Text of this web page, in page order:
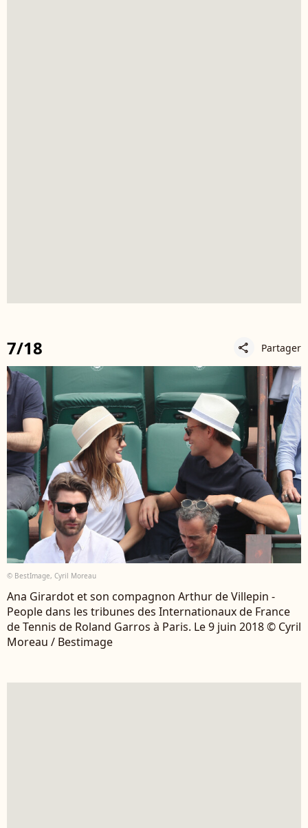
7/18 share Partager
© BestImage, Cyril Moreau
Ana Girardot et son compagnon Arthur de Villepin -
People dans les tribunes des Internationaux de France
de Tennis de Roland Garros à Paris. Le 9 juin 2018 © Cyril
Moreau / Bestimage